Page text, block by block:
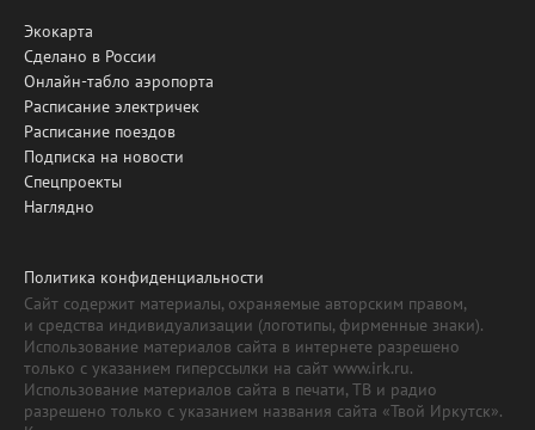
Экокарта
Сделано в России
Онлайн-табло аэропорта
Расписание электричек
Расписание поездов
Подписка на новости
Спецпроекты
Наглядно
Политика конфиденциальности
Сайт содержит материалы, охраняемые авторским правом,
и средства индивидуализации (логотипы, фирменные знаки).
Использование материалов сайта в интернете разрешено
только с указанием гиперссылки на сайт www.irk.ru.
Использование материалов сайта в печати, ТВ и радио
разрешено только с указанием названия сайта «Твой Иркутск».